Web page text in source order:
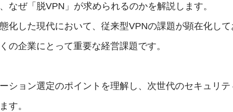
なぜ「脱VPN」が求められるのかを解説します。
化した現代において、従来型VPNの課題が顕在化して
の企業にとって重要な経営課題です。
ション選定のポイントを理解し、次世代のセキュリテ
す。